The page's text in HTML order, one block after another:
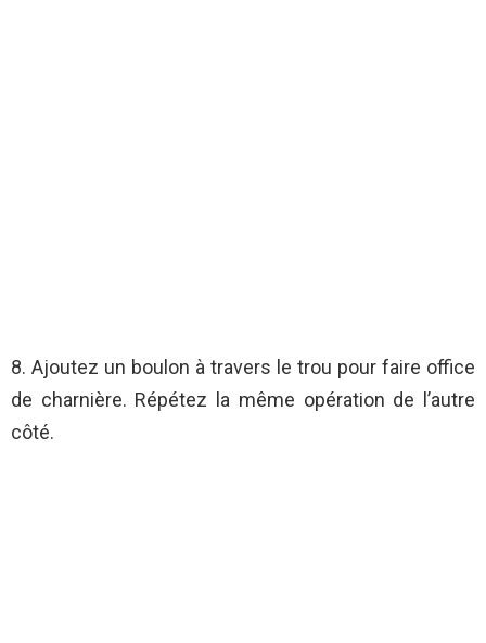
8. Ajoutez un boulon à travers le trou pour faire office
de charnière. Répétez la même opération de l’autre
côté.